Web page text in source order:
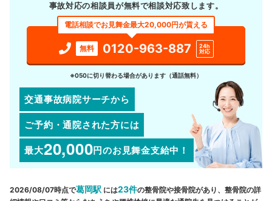
事故対応の相談員が無料で相談対応致します。
電話相談でお見舞金最大20,000円が貰える
無料 0120-963-887
24h
対応
※050に切り替わる場合があります（通話無料）
交通事故病院サーチから
ご予約・通院された方には
最大20,000円のお見舞金支給中！
2026/08/07時点で葛岡駅 には23件の整骨院や接骨院があり、整骨院の詳